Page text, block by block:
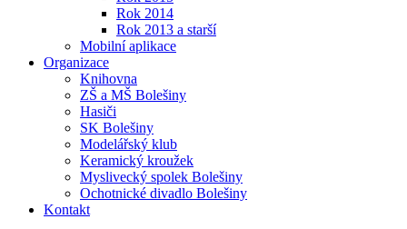
Rok 2014
Rok 2013 a starší
Mobilní aplikace
Organizace
Knihovna
ZŠ a MŠ Bolešiny
Hasiči
SK Bolešiny
Modelářský klub
Keramický kroužek
Myslivecký spolek Bolešiny
Ochotnické divadlo Bolešiny
Kontakt